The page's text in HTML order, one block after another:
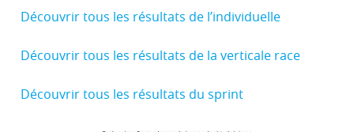
Découvrir tous les résultats de l’individuelle
Découvrir tous les résultats de la verticale race
Découvrir tous les résultats du sprint